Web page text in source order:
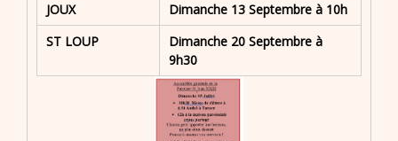
JOUX
Dimanche 13 Septembre à 10h
ST LOUP
Dimanche 20 Septembre à
9h30